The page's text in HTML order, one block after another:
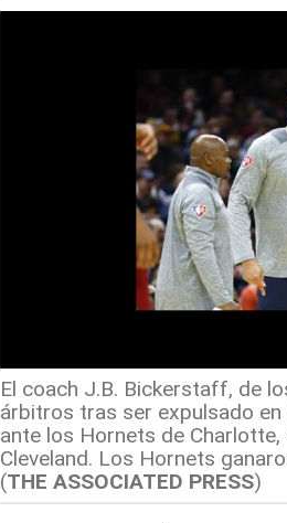
El coach J.B. Bickerstaff, de
árbitros tras ser expulsado
ante los Hornets de
Cleveland. Los Hornets
(THE ASSOCIATED PRESS)